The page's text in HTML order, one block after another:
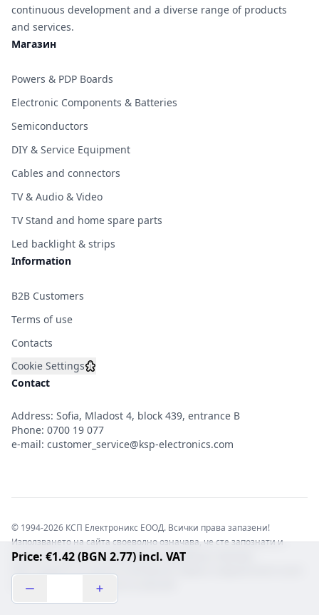
Price: €1.42 (BGN 2.77) incl. VAT
continuous development and a diverse range of products
and services.
Магазин
Powers & PDP Boards
Electronic Components & Batteries
Semiconductors
DIY & Service Equipment
Cables and connectors
TV & Audio & Video
TV Stand and home spare parts
Led backlight & strips
Information
B2B Customers
Terms of use
Contacts
Cookie Settings
Contact
Address: Sofia, Mladost 4, block 439, entrance B
Phone: 0700 19 077
e-mail: customer_service@ksp-electronics.com
© 1994-2026 КСП Електроникс ЕООД. Всички права запазени!
Използването на сайта своеволно означава, че сте запознати и
съгласни с правната информация обвързваща софтуера.
отговорност с цялата сила на закона!b